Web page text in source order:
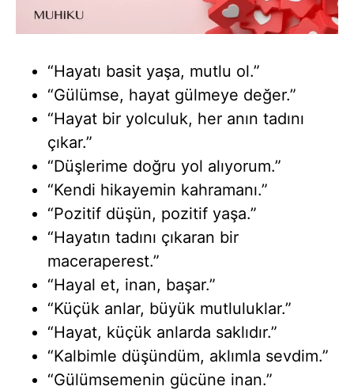
“Hayatı basit yaşa, mutlu ol.”
“Gülümse, hayat gülmeye değer.”
“Hayat bir yolculuk, her anın tadını
çıkar.”
“Düşlerime doğru yol alıyorum.”
“Kendi hikayemin kahramanı.”
“Pozitif düşün, pozitif yaşa.”
“Hayatın tadını çıkaran bir
maceraperest.”
“Hayal et, inan, başar.”
“Küçük anlar, büyük mutluluklar.”
“Hayat, küçük anlarda saklıdır.”
“Kalbimle düşündüm, aklımla sevdim.”
“Gülümsemenin gücüne inan.”